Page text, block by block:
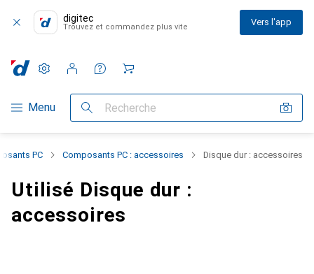
digitec
Trouvez et commandez plus vite Vers l'app
Navigation par catégorie
Menu Recherche
Paramètres
Compte client
Listes de comparaison
Listes d'envies
Panier
PC Composants PC : accessoires Disque dur : accessoires
Utilisé Disque dur :
accessoires